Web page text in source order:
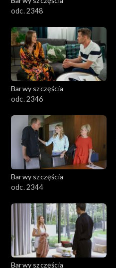
odc. 2348
Barwy szczęścia
odc. 2346
Barwy szczęścia
odc. 2344
Barwy szczęścia